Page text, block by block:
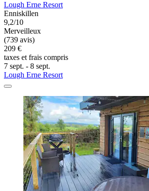
Lough Erne Resort
Enniskillen
9,2/10
Merveilleux
(739 avis)
209 €
taxes et frais compris
7 sept. - 8 sept.
Lough Erne Resort